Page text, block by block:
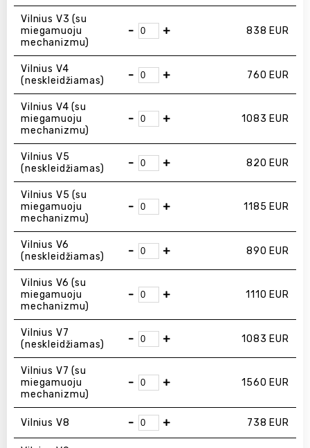
Vilnius V3 (su
miegamuoju
mechanizmu)
- + 838 EUR
Vilnius V4
(neskleidžiamas)
- + 760 EUR
Vilnius V4 (su
miegamuoju
mechanizmu)
- + 1083 EUR
Vilnius V5
(neskleidžiamas)
- + 820 EUR
Vilnius V5 (su
miegamuoju
mechanizmu)
- + 1185 EUR
Vilnius V6
(neskleidžiamas)
- + 890 EUR
Vilnius V6 (su
miegamuoju
mechanizmu)
- + 1110 EUR
Vilnius V7
(neskleidžiamas)
- + 1083 EUR
Vilnius V7 (su
miegamuoju
mechanizmu)
- + 1560 EUR
Vilnius V8 - + 738 EUR